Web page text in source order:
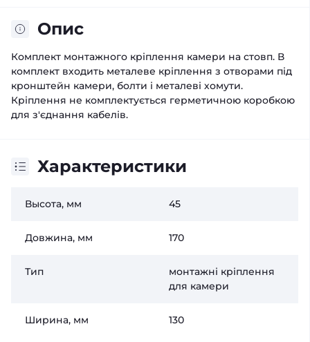
Опис
Комплект монтажного кріплення камери на стовп. В
комплект входить металеве кріплення з отворами під
кронштейн камери, болти і металеві хомути.
Кріплення не комплектується герметичною коробкою
для з'єднання кабелів.
Характеристики
Высота, мм 45
Довжина, мм 170
Тип
монтажні кріплення
для камери
Ширина, мм 130